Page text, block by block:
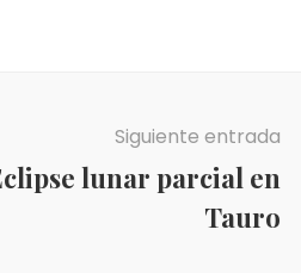
Siguiente entrada
lunar parcial en
Tauro